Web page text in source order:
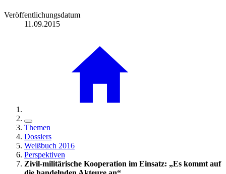
Veröffentlichungsdatum
11.09.2015
Themen
Dossiers
Weißbuch 2016
Perspektiven
Zivil-militärische Kooperation im Einsatz: „Es kommt auf